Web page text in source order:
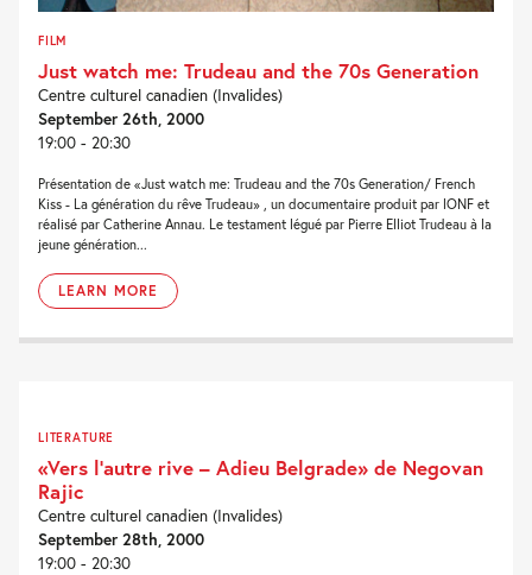
FILM
Just watch me: Trudeau and the 70s Generation
Centre culturel canadien (Invalides)
September 26th, 2000
19:00 - 20:30
Présentation de «Just watch me: Trudeau and the 70s Generation/ French
Kiss - La génération du rêve Trudeau» , un documentaire produit par lONF et
réalisé par Catherine Annau. Le testament légué par Pierre Elliot Trudeau à la
jeune génération...
LEARN MORE
LITERATURE
«Vers l’autre rive – Adieu Belgrade» de Negovan
Rajic
Centre culturel canadien (Invalides)
September 28th, 2000
19:00 - 20:30